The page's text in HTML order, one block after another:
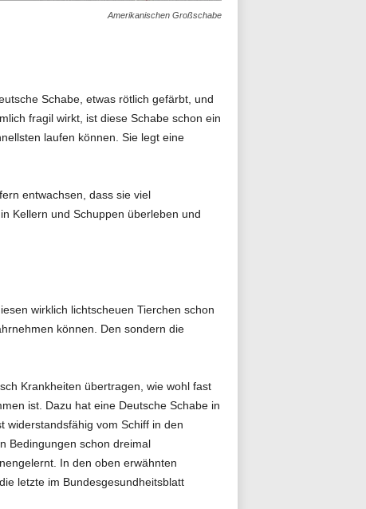
Amerikanischen Großschabe
Schabe, etwas rötlich gefärbt, und
fragil wirkt, ist diese Schabe schon ein
laufen können. Sie legt eine
entwachsen, dass sie viel
Kellern und Schuppen überleben und
wirklich lichtscheuen Tierchen schon
können. Den sondern die
Krankheiten übertragen, wie wohl fast
ist. Dazu hat eine Deutsche Schabe in
widerstandsfähig vom Schiff in den
Bedingungen schon dreimal
In den oben erwähnten
letzte im Bundesgesundheitsblatt